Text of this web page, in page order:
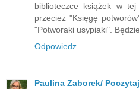
biblioteczce książek w
przecież "Księgę
"Potworaki usypiaki".
Odpowiedz
Paulina Zaborek/